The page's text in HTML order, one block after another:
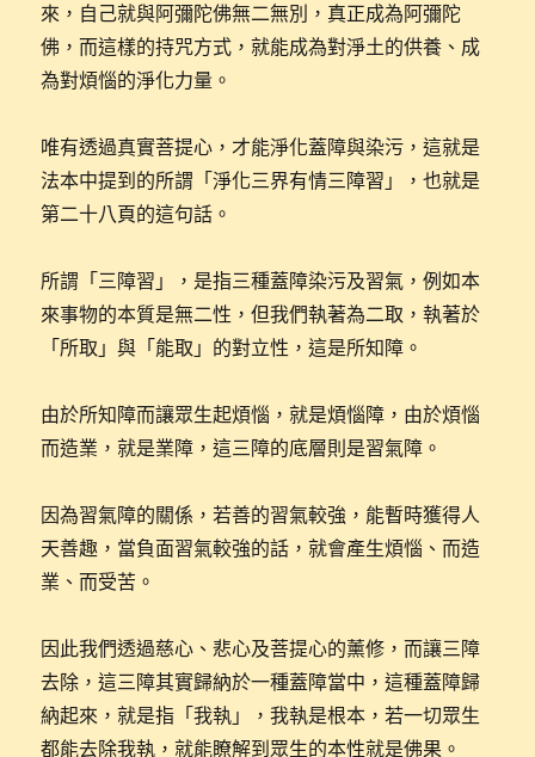
來，自己就與阿彌陀佛無二無別，真正成為阿彌陀
佛，而這樣的持咒方式，就能成為對淨土的供養、成
為對煩惱的淨化力量。
唯有透過真實菩提心，才能淨化蓋障與染污，這就是
法本中提到的所謂「淨化三界有情三障習」，也就是
第二十八頁的這句話。
所謂「三障習」，是指三種蓋障染污及習氣，例如本
來事物的本質是無二性，但我們執著為二取，執著於
「所取」與「能取」的對立性，這是所知障。
由於所知障而讓眾生起煩惱，就是煩惱障，由於煩惱
而造業，就是業障，這三障的底層則是習氣障。
因為習氣障的關係，若善的習氣較強，能暫時獲得人
天善趣，當負面習氣較強的話，就會產生煩惱、而造
業、而受苦。
因此我們透過慈心、悲心及菩提心的薰修，而讓三障
去除，這三障其實歸納於一種蓋障當中，這種蓋障歸
納起來，就是指「我執」，我執是根本，若一切眾生
都能去除我執，就能瞭解到眾生的本性就是佛果。